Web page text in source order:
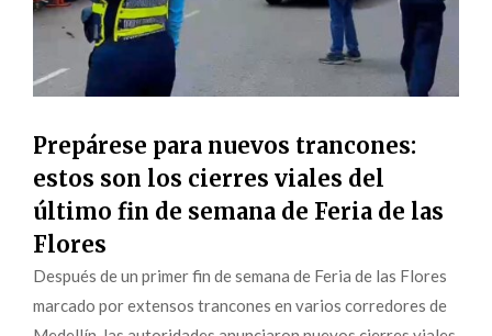
Prepárese para nuevos trancones:
estos son los cierres viales del
último fin de semana de Feria de las
Flores
Después de un primer fin de semana de Feria de las Flores
marcado por extensos trancones en varios corredores de